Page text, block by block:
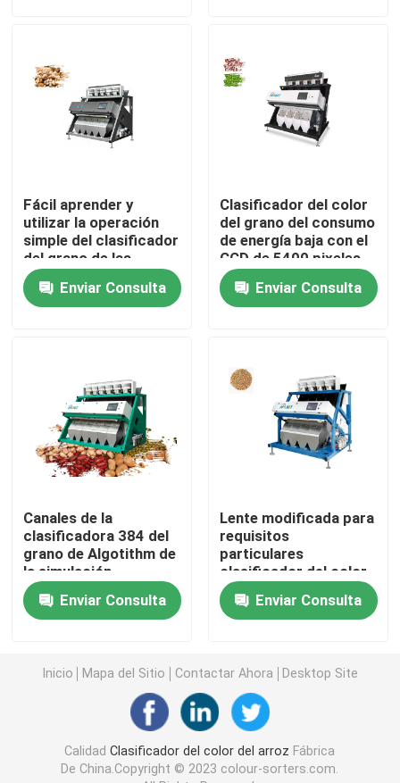
Clasificador del color del arroz
clasificador del color del grano
Clasificador del color del trigo
clasificador del color del anacardo
Los granos de café colorean el clasificador
Clasificador del color de la especia
Clasificador Nuts del color
clasificador plástico del color
Clasificador del color de la correa
Clasificadora infrarroja
Fácil aprender y
utilizar la operación
simple del clasificador
del grano de las
lámparas del LED
Enviar Consulta
Clasificador del color
del grano del consumo
de energía baja con el
CCD de 5400 pixeles
Enviar Consulta
Canales de la
clasificadora 384 del
grano de Algotithm de
la simulación
Enviar Consulta
Lente modificada para
requisitos
particulares
clasificador del color
del grano del sistema
de la imagen del CCD
de 5400 pixeles
Enviar Consulta
Inicio Mapa del Sitio Contactar Ahora Desktop Site
CalidadClasificador del color del arroz Fábrica
De China.Copyright © 2023 colour-sorters.com.